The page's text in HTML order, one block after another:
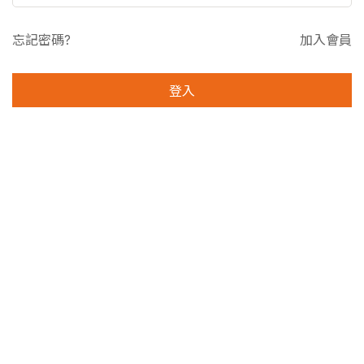
忘記密碼? 加入會員